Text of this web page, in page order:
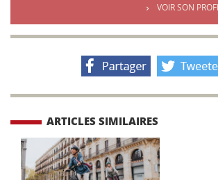
VOIR SON
ARTICLES SIMILAIRES